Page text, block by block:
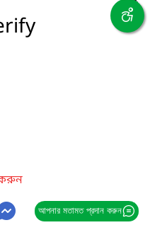
করুন
আপনার মতামত প্রদান করুন